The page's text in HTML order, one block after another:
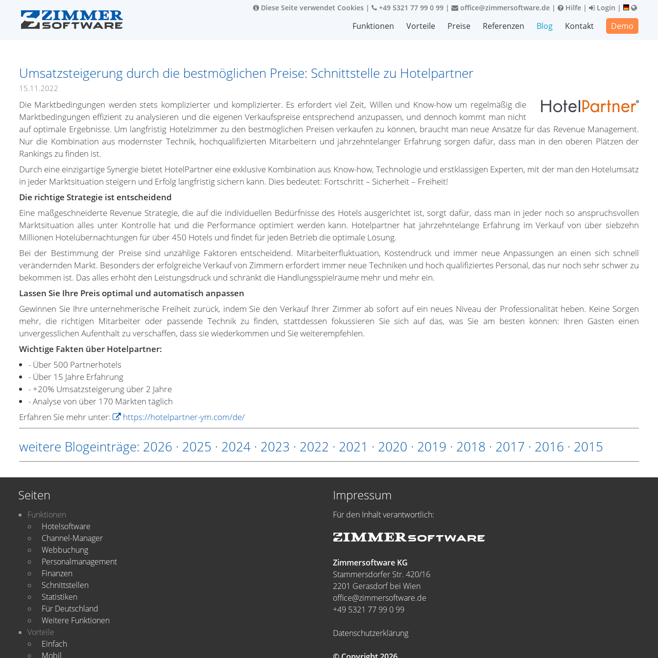
Diese Seite verwendet Cookies | +49 5321 77 99 0 99 | office@zimmersoftware.de | Hilfe | Login |
Funktionen Vorteile Preise Referenzen Blog Kontakt Demo
Umsatzsteigerung durch die bestmöglichen Preise: Schnittstelle zu Hotelpartner
15.11.2022
Die Marktbedingungen werden stets komplizierter und komplizierter. Es erfordert viel Zeit, Willen und Know-how um regelmäßig die
Marktbedingungen effizient zu analysieren und die eigenen Verkaufspreise entsprechend anzupassen, und dennoch kommt man nicht
auf optimale Ergebnisse. Um langfristig Hotelzimmer zu den bestmöglichen Preisen verkaufen zu können, braucht man neue Ansätze für das Revenue Management.
Nur die Kombination aus modernster Technik, hochqualifizierten Mitarbeitern und jahrzehntelanger Erfahrung sorgen dafür, dass man in den oberen Plätzen der
Rankings zu finden ist.
Durch eine einzigartige Synergie bietet HotelPartner eine exklusive Kombination aus Know-how, Technologie und erstklassigen Experten, mit der man den Hotelumsatz
in jeder Marktsituation steigern und Erfolg langfristig sichern kann. Dies bedeutet: Fortschritt – Sicherheit – Freiheit!
Die richtige Strategie ist entscheidend
Eine maßgeschneiderte Revenue Strategie, die auf die individuellen Bedürfnisse des Hotels ausgerichtet ist, sorgt dafür, dass man in jeder noch so anspruchsvollen
Marktsituation alles unter Kontrolle hat und die Performance optimiert werden kann. Hotelpartner hat jahrzehntelange Erfahrung im Verkauf von über siebzehn
Millionen Hotelübernachtungen für über 450 Hotels und findet für jeden Betrieb die optimale Lösung.
Bei der Bestimmung der Preise sind unzählige Faktoren entscheidend. Mitarbeiterfluktuation, Kostendruck und immer neue Anpassungen an einen sich schnell
verändernden Markt. Besonders der erfolgreiche Verkauf von Zimmern erfordert immer neue Techniken und hoch qualifiziertes Personal, das nur noch sehr schwer zu
bekommen ist. Das alles erhöht den Leistungsdruck und schränkt die Handlungsspielräume mehr und mehr ein.
Lassen Sie Ihre Preis optimal und automatisch anpassen
Gewinnen Sie Ihre unternehmerische Freiheit zurück, indem Sie den Verkauf Ihrer Zimmer ab sofort auf ein neues Niveau der Professionalität heben. Keine Sorgen
mehr, die richtigen Mitarbeiter oder passende Technik zu finden, stattdessen fokussieren Sie sich auf das, was Sie am besten können: Ihren Gästen einen
unvergesslichen Aufenthalt zu verschaffen, dass sie wiederkommen und Sie weiterempfehlen.
Wichtige Fakten über Hotelpartner:
- Über 500 Partnerhotels
- Über 15 Jahre Erfahrung
- +20% Umsatzsteigerung über 2 Jahre
- Analyse von über 170 Märkten täglich
Erfahren Sie mehr unter:
https://hotelpartner-ym.com/de/
weitere Blogeinträge: 2026 · 2025 · 2024 · 2023 · 2022 · 2021 · 2020 · 2019 · 2018 · 2017 · 2016 · 2015
Seiten
Funktionen
Hotelsoftware
Channel-Manager
Webbuchung
Personalmanagement
Finanzen
Schnittstellen
Statistiken
Für Deutschland
Weitere Funktionen
Vorteile
Einfach
Mobil
Impressum
Für den Inhalt verantwortlich:
Zimmersoftware KG
Stammersdorfer Str. 420/16
2201 Gerasdorf bei Wien
office@zimmersoftware.de
+49 5321 77 99 0 99
Datenschutzerklärung